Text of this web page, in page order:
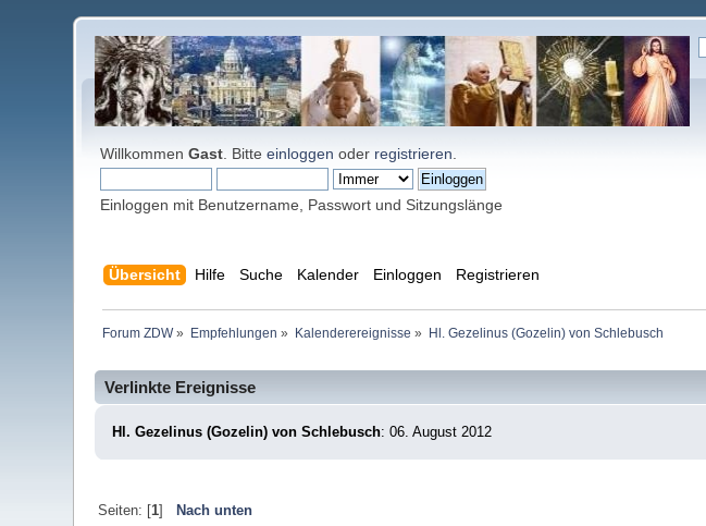
WillkommenGast . Bitteeinloggen oder registrieren
Einloggen mit Benutzername, Passwort und Sitzungslänge
Übersicht Hilfe Suche Kalender Einloggen Registrieren
Forum ZDW» Empfehlungen » Kalenderereignisse » Hl. Gezelinus (Gozelin) von Schlebusch
Verlinkte Ereignisse
Hl. Gezelinus (Gozelin) von Schlebusch: 06. August 2012
Seiten: [1] Nach unten